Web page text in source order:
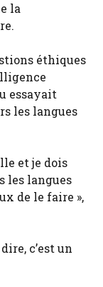
la
éthiques
essayait
les langues
et je dois
les langues
de le faire »,
c’est un